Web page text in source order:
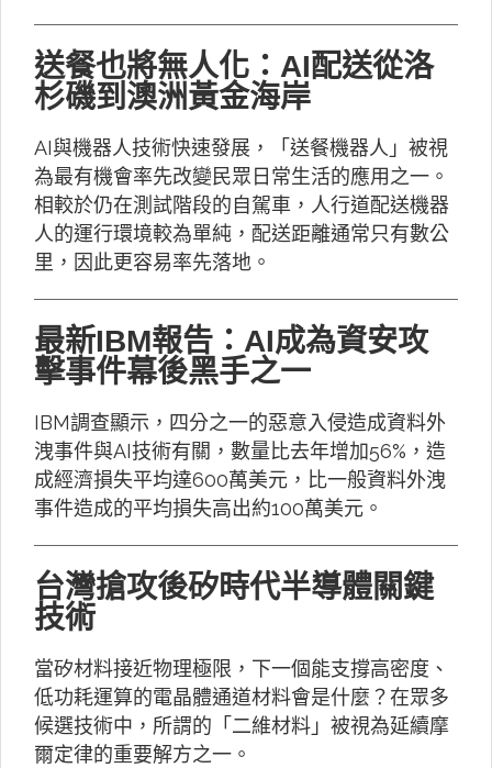
送餐也將無人化：AI配送從洛
杉磯到澳洲黃金海岸
AI與機器人技術快速發展，「送餐機器人」被視
為最有機會率先改變民眾日常生活的應用之一。
相較於仍在測試階段的自駕車，人行道配送機器
人的運行環境較為單純，配送距離通常只有數公
里，因此更容易率先落地。
最新IBM報告：AI成為資安攻
擊事件幕後黑手之一
IBM調查顯示，四分之一的惡意入侵造成資料外
洩事件與AI技術有關，數量比去年增加56%，造
成經濟損失平均達600萬美元，比一般資料外洩
事件造成的平均損失高出約100萬美元。
台灣搶攻後矽時代半導體關鍵
技術
當矽材料接近物理極限，下一個能支撐高密度、
低功耗運算的電晶體通道材料會是什麼？在眾多
候選技術中，所謂的「二維材料」被視為延續摩
爾定律的重要解方之一。